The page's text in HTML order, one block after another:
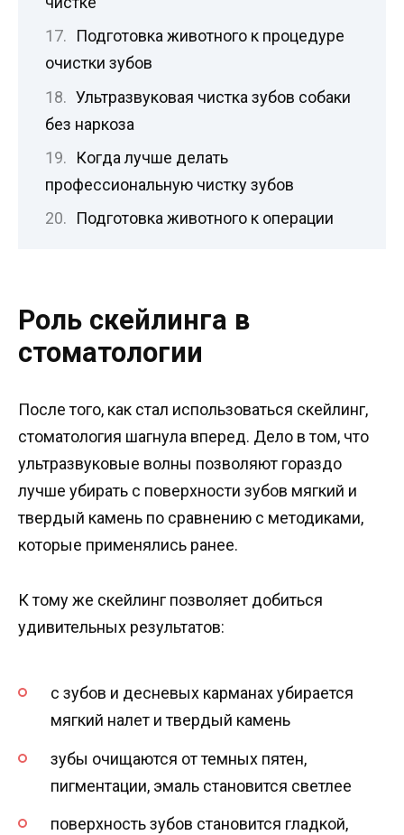
Подготовка животного к процедуре
очистки зубов
Ультразвуковая чистка зубов собаки
без наркоза
Когда лучше делать
профессиональную чистку зубов
Подготовка животного к операции
Роль скейлинга в
стоматологии
После того, как стал использоваться скейлинг,
стоматология шагнула вперед. Дело в том, что
ультразвуковые волны позволяют гораздо
лучше убирать с поверхности зубов мягкий и
твердый камень по сравнению с методиками,
которые применялись ранее.
К тому же скейлинг позволяет добиться
удивительных результатов:
с зубов и десневых карманах убирается
мягкий налет и твердый камень
зубы очищаются от темных пятен,
пигментации, эмаль становится светлее
поверхность зубов становится гладкой,